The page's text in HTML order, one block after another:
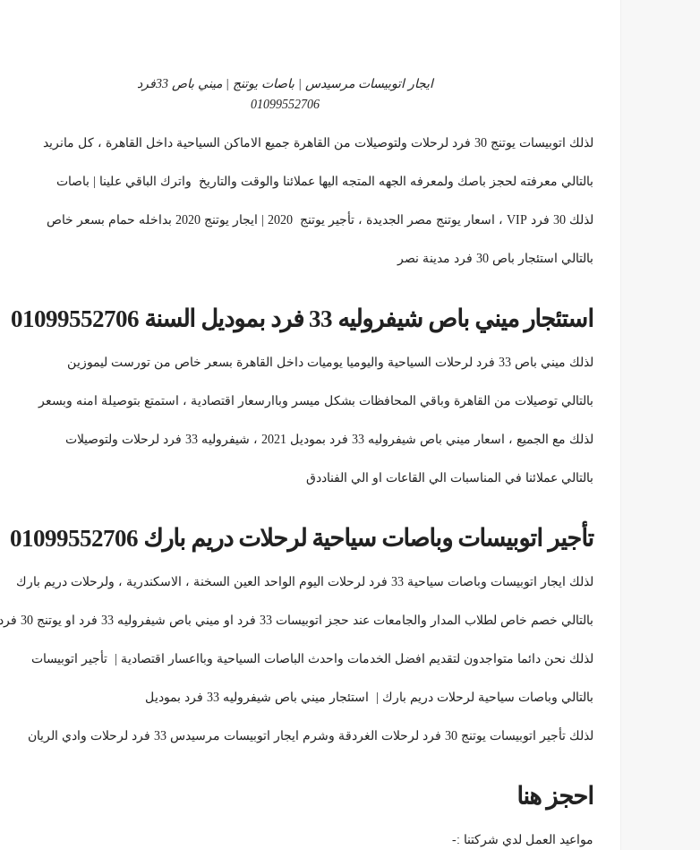
ايجار اتوبيسات مرسيدس | باصات يوتنج | ميني باص 33فرد
01099552706
لذلك اتوبيسات يوتنج 30 فرد لرحلات ولتوصيلات من القاهرة جميع الاماكن السياحية داخل القاهرة ، كل مانريد
بالتالي معرفته لحجز باصك ولمعرفه الجهه المتجه اليها عملائنا والوقت والتاريخ واترك الباقي علينا | باصات
لذلك 30 فرد VIP ، اسعار يوتنج مصر الجديدة ، تأجير يوتنج 2020 | ايجار يوتنج 2020 بداخله حمام بسعر خاص
بالتالي استئجار باص 30 فرد مدينة نصر
استئجار ميني باص شيفروليه 33 فرد بموديل السنة 01099552706
لذلك ميني باص 33 فرد لرحلات السياحية واليوميا يوميات داخل القاهرة بسعر خاص من تورست ليموزين
بالتالي توصيلات من القاهرة وباقي المحافظات بشكل ميسر وباارسعار اقتصادية ، استمتع بتوصيلة امنه وبسعر
لذلك مع الجميع ، اسعار ميني باص شيفروليه 33 فرد بموديل 2021 ، شيفروليه 33 فرد لرحلات ولتوصيلات
بالتالي عملائنا في المناسبات الي القاعات او الي الفناددق
تأجير اتوبيسات وباصات سياحية لرحلات دريم بارك 01099552706
لذلك ايجار اتوبيسات وباصات سياحية 33 فرد لرحلات اليوم الواحد العين السخنة ، الاسكندرية ، ولرحلات دريم بارك
بالتالي خصم خاص لطلاب المدار والجامعات عند حجز اتوبيسات 33 فرد او ميني باص شيفروليه 33 فرد او يوتنج 30 فرد
لذلك نحن دائما متواجدون لتقديم افضل الخدمات واحدث الباصات السياحية وبااعسار اقتصادية | تأجير اتوبيسات
بالتالي وباصات سياحية لرحلات دريم بارك | استئجار ميني باص شيفروليه 33 فرد بموديل
لذلك تأجير اتوبيسات يوتنج 30 فرد لرحلات الغردقة وشرم ايجار اتوبيسات مرسيدس 33 فرد لرحلات وادي الريان
احجز هنا
مواعيد العمل لدي شركتنا :-